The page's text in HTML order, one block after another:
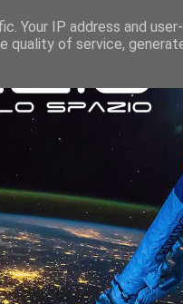
Your IP address and
quality of service,